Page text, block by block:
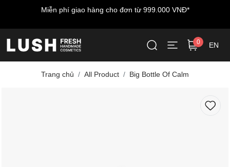
Miễn phí vận chuyển cho đơn hàng đầu tiên -
0 EN
Trang chủ All Product Big Bottle Of Calm